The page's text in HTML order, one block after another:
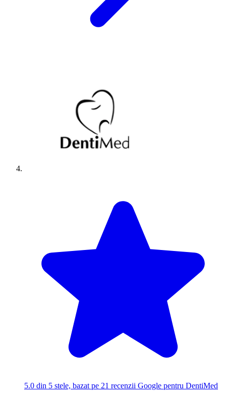
5.0 din 5 stele, bazat pe 21 recenzii Google pentru DentiMed